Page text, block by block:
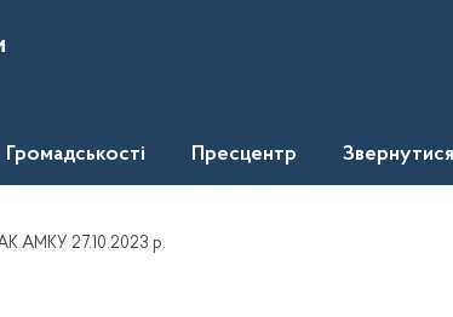
Громадськості Пресцентр
АМКУ 27.10.2023 р.